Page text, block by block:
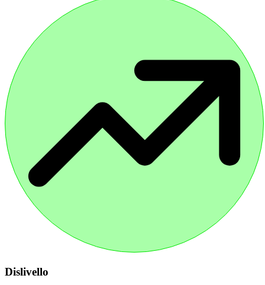
Dislivello